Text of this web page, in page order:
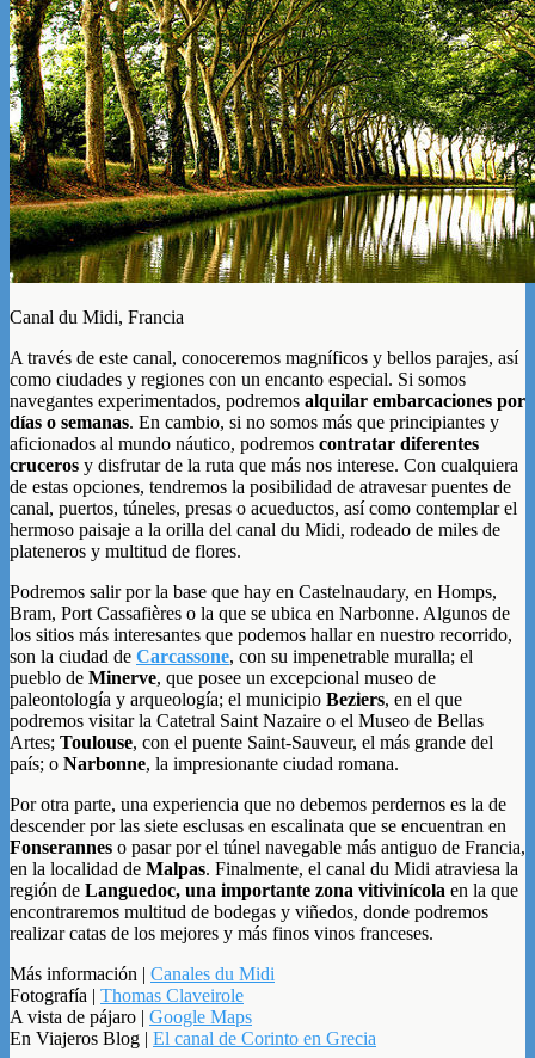
Canal du Midi, Francia
A través de este canal, conoceremos magníficos y bellos parajes, así
como ciudades y regiones con un encanto especial. Si somos
navegantes experimentados, podremos alquilar embarcaciones por
días o semanas. En cambio, si no somos más que principiantes y
aficionados al mundo náutico, podremos contratar diferentes
cruceros y disfrutar de la ruta que más nos interese. Con cualquiera
de estas opciones, tendremos la posibilidad de atravesar puentes de
canal, puertos, túneles, presas o acueductos, así como contemplar el
hermoso paisaje a la orilla del canal du Midi, rodeado de miles de
plateneros y multitud de flores.
Podremos salir por la base que hay en Castelnaudary, en Homps,
Bram, Port Cassafières o la que se ubica en Narbonne. Algunos de
los sitios más interesantes que podemos hallar en nuestro recorrido,
son la ciudad de Carcassone, con su impenetrable muralla; el
pueblo de Minerve, que posee un excepcional museo de
paleontología y arqueología; el municipio Beziers, en el que
podremos visitar la Catetral Saint Nazaire o el Museo de Bellas
Artes; Toulouse, con el puente Saint-Sauveur, el más grande del
país; o Narbonne, la impresionante ciudad romana.
Por otra parte, una experiencia que no debemos perdernos es la de
descender por las siete esclusas en escalinata que se encuentran en
Fonserannes o pasar por el túnel navegable más antiguo de Francia,
en la localidad de Malpas. Finalmente, el canal du Midi atraviesa la
región de Languedoc, una importante zona vitivinícola en la que
encontraremos multitud de bodegas y viñedos, donde podremos
realizar catas de los mejores y más finos vinos franceses.
Más información | Canales du Midi
Fotografía | Thomas Claveirole
A vista de pájaro | Google Maps
En Viajeros Blog | El canal de Corinto en Grecia